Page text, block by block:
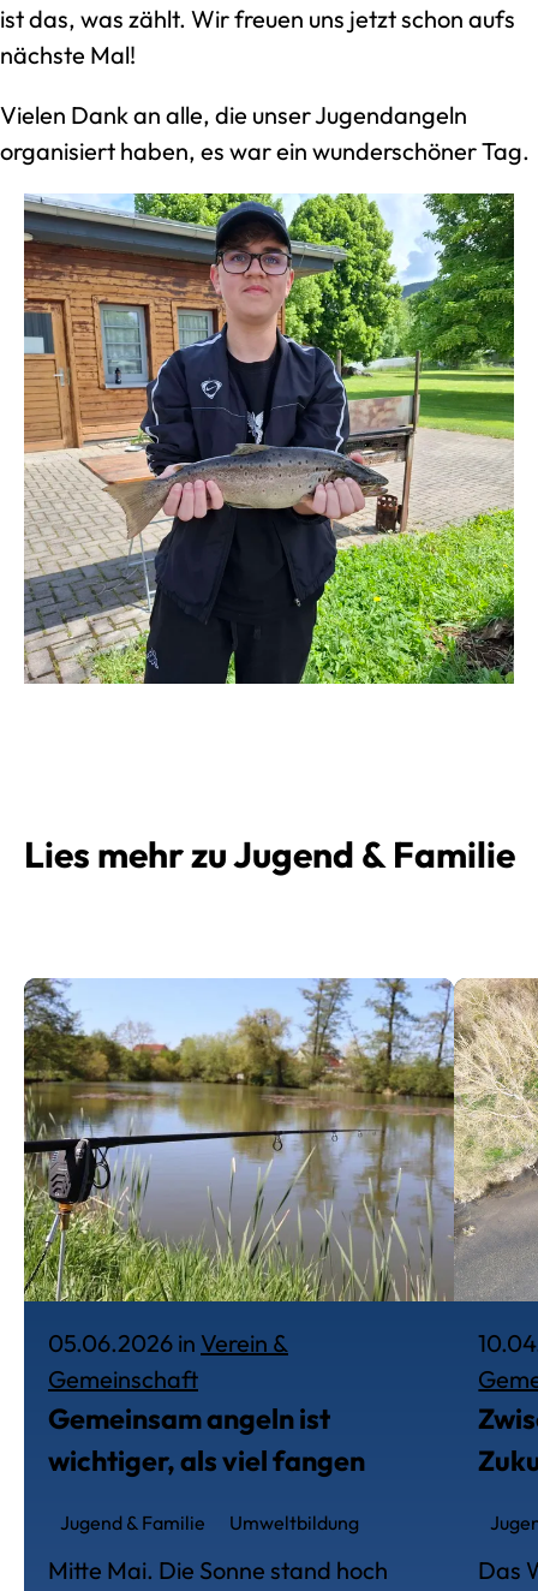
ist das, was zählt. Wir freuen uns jetzt schon aufs
nächste Mal!
Vielen Dank an alle, die unser Jugendangeln
organisiert haben, es war ein wunderschöner Tag.
Lies mehr zu Jugend & Familie
05.06.2026 in Verein &
GemeinschaftVeröffentlich am 5. Juni 2026, in
Gemeinsam angeln ist
wichtiger, als viel fangen
Jugend & Familie Umweltbildung
Mitte Mai. Die Sonne stand hoch
Das